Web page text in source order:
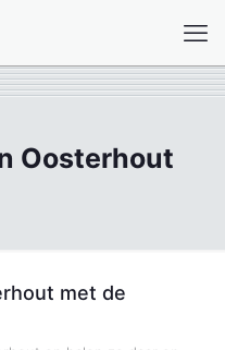
Oosterhout
met de